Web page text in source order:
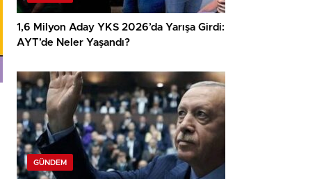
1,6 Milyon Aday YKS 2026’da Yarışa Girdi:
AYT’de Neler Yaşandı?
GÜNDEM